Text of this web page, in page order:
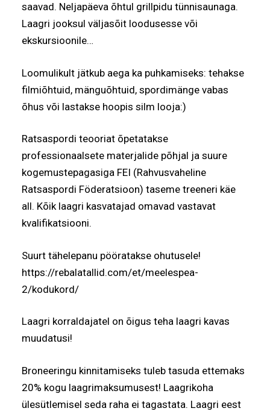
saavad. Neljapäeva õhtul grillpidu tünnisaunaga.
Laagri jooksul väljasõit loodusesse või
ekskursioonile…
Loomulikult jätkub aega ka puhkamiseks: tehakse
filmiõhtuid, mänguõhtuid, spordimänge vabas
õhus või lastakse hoopis silm looja:)
Ratsaspordi teooriat õpetatakse
professionaalsete materjalide põhjal ja suure
kogemustepagasiga FEI (Rahvusvaheline
Ratsaspordi Föderatsioon) taseme treeneri käe
all. Kõik laagri kasvatajad omavad vastavat
kvalifikatsiooni.
Suurt tähelepanu pööratakse ohutusele!
https://rebalatallid.com/et/meelespea-
2/kodukord/
Laagri korraldajatel on õigus teha laagri kavas
muudatusi!
Broneeringu kinnitamiseks tuleb tasuda ettemaks
20% kogu laagrimaksumusest! Laagrikoha
ülesütlemisel seda raha ei tagastata. Laagri eest